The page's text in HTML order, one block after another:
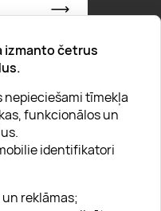
izmanto četrus
nepieciešami tīmekļa
funkcionālos un
identifikatori
reklāmas;
politiku